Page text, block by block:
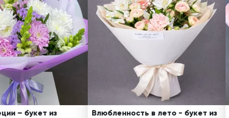
– букет из
Влюбленность в лето - букет из